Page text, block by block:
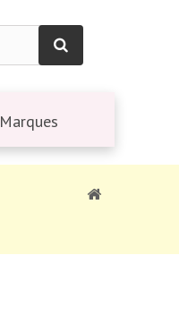
Marques